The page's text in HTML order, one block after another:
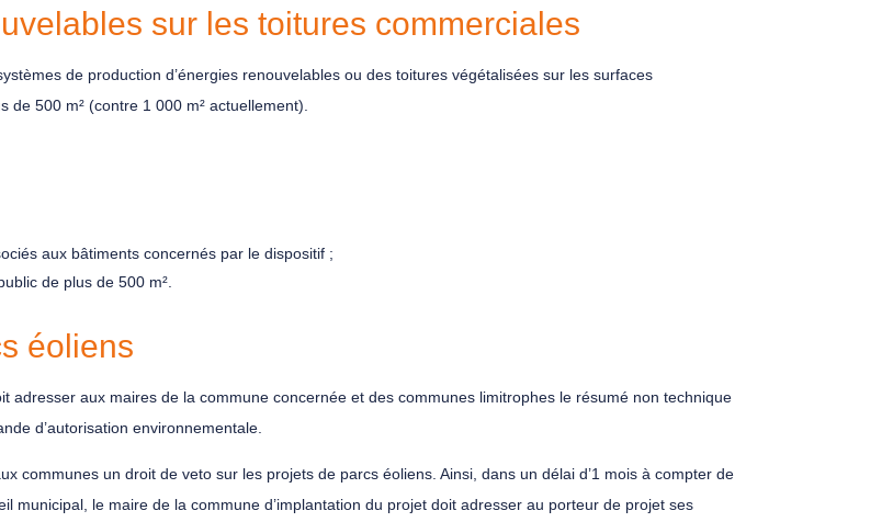
sur les toitures commerciales
de production d’énergies renouvelables ou des toitures végétalisées sur les surfaces
500 m² (contre 1 000 m² actuellement).
aux bâtiments concernés par le dispositif ;
de plus de 500 m².
éoliens
adresser aux maires de la commune concernée et des communes limitrophes le résumé non technique
d’autorisation environnementale.
communes un droit de veto sur les projets de parcs éoliens. Ainsi, dans un délai d’1 mois à compter de
municipal, le maire de la commune d’implantation du projet doit adresser au porteur de projet ses